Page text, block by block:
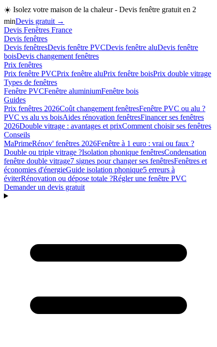
☀️ Isolez votre maison de la chaleur - Devis fenêtre gratuit en 2
minDevis gratuit →
Devis Fenêtres France
Devis fenêtres
Devis fenêtresDevis fenêtre PVCDevis fenêtre aluDevis fenêtre
boisDevis changement fenêtres
Prix fenêtres
Prix fenêtre PVCPrix fenêtre aluPrix fenêtre boisPrix double vitrage
Types de fenêtres
Fenêtre PVCFenêtre aluminiumFenêtre bois
Guides
Prix fenêtres 2026Coût changement fenêtresFenêtre PVC ou alu ?
PVC vs alu vs boisAides rénovation fenêtresFinancer ses fenêtres
2026Double vitrage : avantages et prixComment choisir ses fenêtres
Conseils
MaPrimeRénov' fenêtres 2026Fenêtre à 1 euro : vrai ou faux ?
Double ou triple vitrage ?Isolation phonique fenêtresCondensation
fenêtre double vitrage7 signes pour changer ses fenêtresFenêtres et
économies d'énergieGuide isolation phonique5 erreurs à
éviterRénovation ou dépose totale ?Régler une fenêtre PVC
Demander un devis gratuit